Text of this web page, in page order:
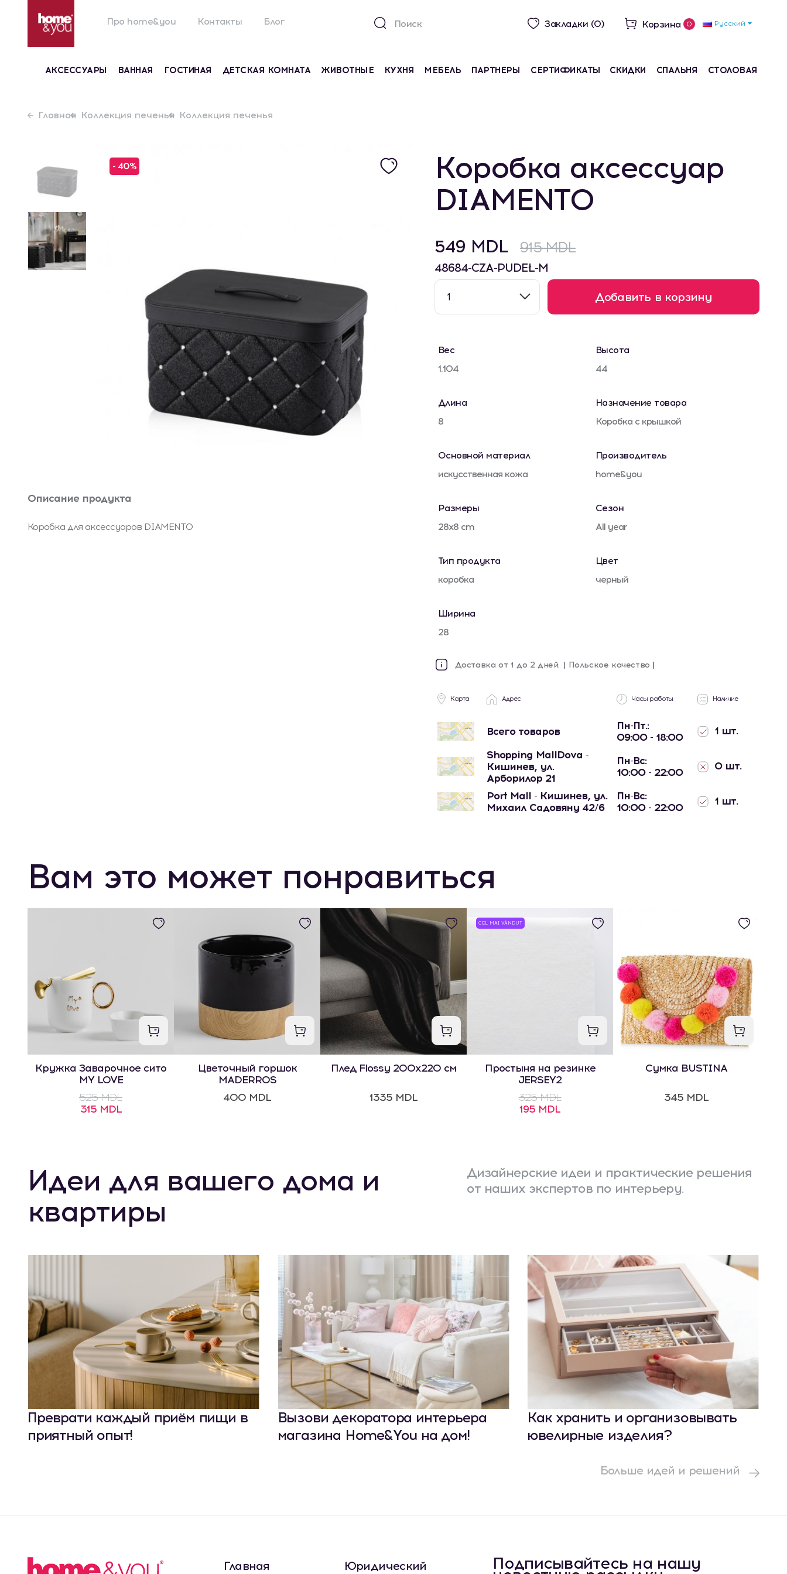
Про home&you Контакты Блог Закладки (0) Корзина 0 Русский
АКСЕССУАРЫ ВАННАЯ ГОСТИНАЯ ДЕТСКАЯ КОМНАТА ЖИВОТНЫЕ КУХНЯ МЕБЕЛЬ ПАРТНЕРЫ СЕРТИФИКАТЫ СКИДКИ СПАЛЬНЯ СТОЛОВАЯ
Главная Коллекция печенья Коллекция печенья
- 40%
Описание продукта
Коробка для аксессуаров DIAMENTO
Коробка аксессуар
DIAMENTO
549 MDL 915 MDL
48684-CZA-PUDEŁ-M
1 Добавить в корзину
Вес
1.104
Высота
44
Длина
8
Назначение товара
Коробка с крышкой
Основной материал
искусственная кожа
Производитель
home&you
Размеры
28x8 cm
Сезон
All year
Тип продукта
коробка
Цвет
черный
Ширина
28
Доставка от 1 до 2 дней. Польское качество
Карта Адрес Часы работы Наличие
Всего товаров
Пн-Пт.:
09:00 - 18:00
1 шт.
Shopping MallDova -
Кишинев, ул.
Арборилор 21
Пн-Вс:
10:00 - 22:00
0 шт.
Port Mall - Кишинев, ул.
Михаил Садовяну 42/6
Пн-Вс:
10:00 - 22:00
1 шт.
Вам это может понравиться
Кружка Заварочное сито
MY LOVE
525 MDL
315 MDL
Цветочный горшок
MADERROS
400 MDL
Плед Flossy 200x220 см
1335 MDL
CEL MAI VÂNDUT
Простыня на резинке
JERSEY2
325 MDL
195 MDL
Сумка BUSTINA
345 MDL
Идеи для вашего дома и
квартиры
Дизайнерские идеи и практические решения
от наших экспертов по интерьеру.
Преврати каждый приём пищи в
приятный опыт!
Вызови декоратора интерьера
магазина Home&You на дом!
Как хранить и организовывать
ювелирные изделия?
Больше идей и решений
Главная Юридический Подписывайтесь на нашу